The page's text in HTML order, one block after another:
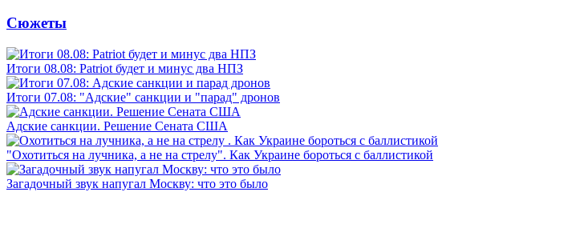
Сюжеты
Итоги 08.08: Patriot будет и минус два НПЗ
Итоги 07.08: "Адские" санкции и "парад" дронов
Адские санкции. Решение Сената США
"Охотиться на лучника, а не на стрелу". Как Украине бороться с баллистикой
Загадочный звук напугал Москву: что это было